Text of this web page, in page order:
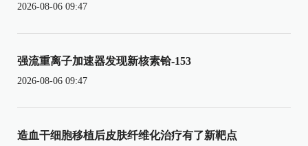
2026-08-06 09:47
强流重离子加速器发现新核素铪-153
2026-08-06 09:47
造血干细胞移植后皮肤纤维化治疗有了新靶点